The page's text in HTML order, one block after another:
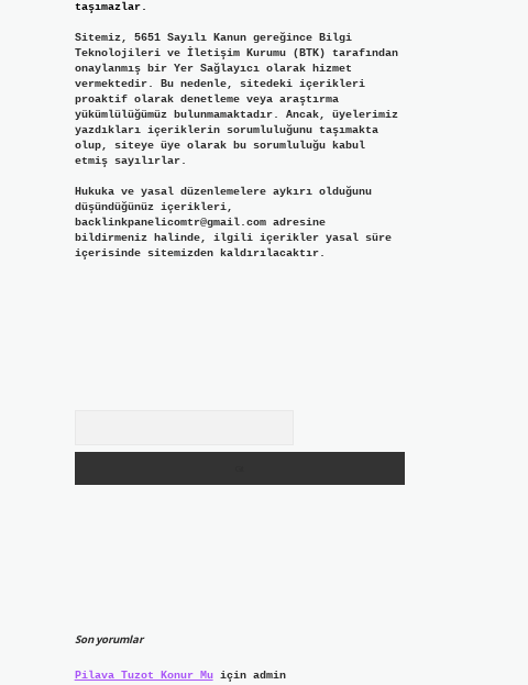
taşımazlar.
Sitemiz, 5651 Sayılı Kanun gereğince Bilgi
Teknolojileri ve İletişim Kurumu (BTK) tarafından
onaylanmış bir Yer Sağlayıcı olarak hizmet
vermektedir. Bu nedenle, sitedeki içerikleri
proaktif olarak denetleme veya araştırma
yükümlülüğümüz bulunmamaktadır. Ancak, üyelerimiz
yazdıkları içeriklerin sorumluluğunu taşımakta
olup, siteye üye olarak bu sorumluluğu kabul
etmiş sayılırlar.
Hukuka ve yasal düzenlemelere aykırı olduğunu
düşündüğünüz içerikleri,
backlinkpanelicomtr@gmail.comadresine
bildirmeniz halinde, ilgili içerikler yasal süre
içerisinde sitemizden kaldırılacaktır.
Son yorumlar
Pilava Tuzot Konur Muiçin admin